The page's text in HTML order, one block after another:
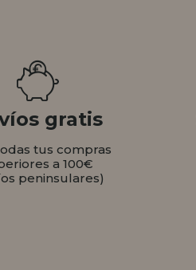
gratis
tus compras
a 100€
peninsulares)